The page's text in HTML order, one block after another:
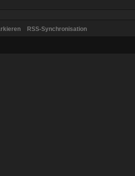
RSS-Synchronisation